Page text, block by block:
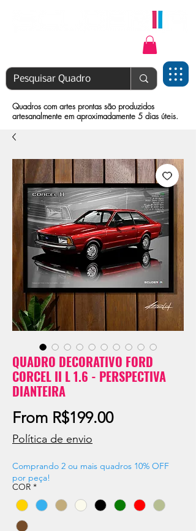
Quadros com artes prontas são produzidos
artesanalmente em aproximadamente 5 dias úteis.
QUADRO DECORATIVO FORD
CORCEL II L 1.6 - PERSPECTIVA
DIANTEIRA
From R$199.00Sale
Política de envio
Comprando 2 ou mais quadros 10% OFF
por peça!
COR *